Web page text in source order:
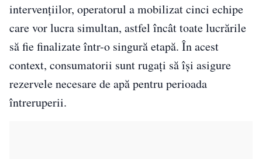
intervențiilor, operatorul a mobilizat cinci echipe
care vor lucra simultan, astfel încât toate lucrările
să fie finalizate într-o singură etapă. În acest
context, consumatorii sunt rugați să își asigure
rezervele necesare de apă pentru perioada
întreruperii.